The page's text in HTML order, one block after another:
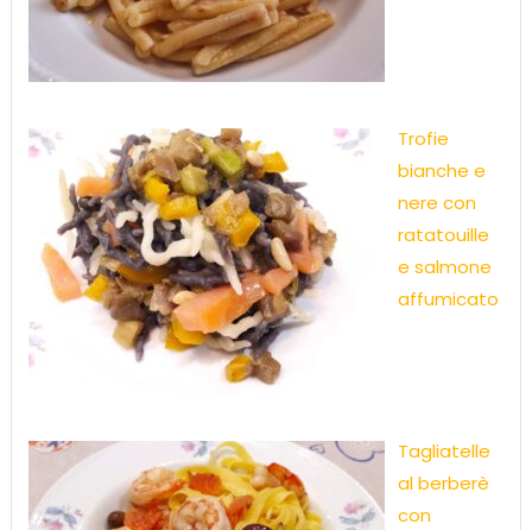
Trofie
bianche e
nere con
ratatouille
e salmone
affumicato
Tagliatelle
al berberè
con